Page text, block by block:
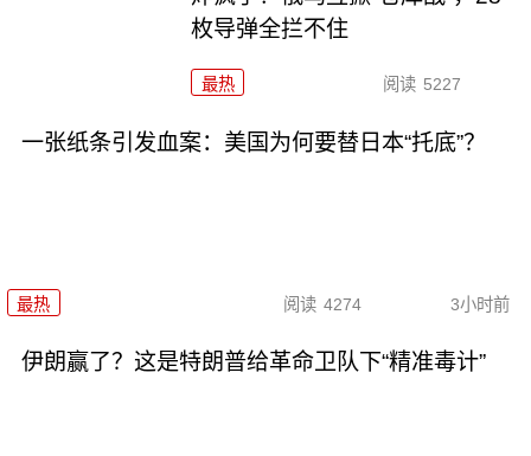
枚导弹全拦不住
最热 阅读 5227
一张纸条引发血案：美国为何要替日本“托底”？
最热 阅读 4274 3小时前
伊朗赢了？这是特朗普给革命卫队下“精准毒计”